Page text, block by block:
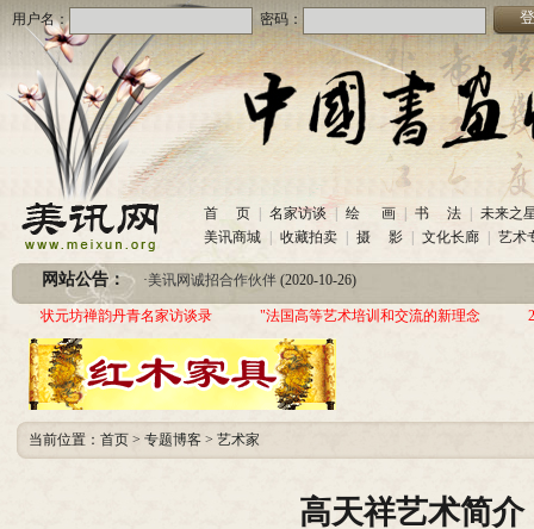
用户名： 密码：
首 页 名家访谈 绘 画 书 法
未来之
美讯商城
收藏拍卖 摄 影 文化长廊 艺术
网站公告：
·美讯网诚招合作伙伴(2020-10-26)
· 中国书画收藏频道服务咨询热线 (2020-06-26)
圆梦助学 爱心传递—中国当代实力派书画家作品交流展暨三年帮助100位贫困儿童行动
·美讯网诚招合作伙伴 (2020-10-26)
·中国书画收藏频道服务咨询热线(2020-06-26)
· 圆梦助学 爱心传递—中国当代实力派书画家作品交流展暨三年帮助100位贫困儿童行动
状元坊禅韵丹青名家访谈录 "法国高等艺术培训和交流的新理念
当前位置： 首页 > 专题博客 > 艺术家
高天祥艺术简介